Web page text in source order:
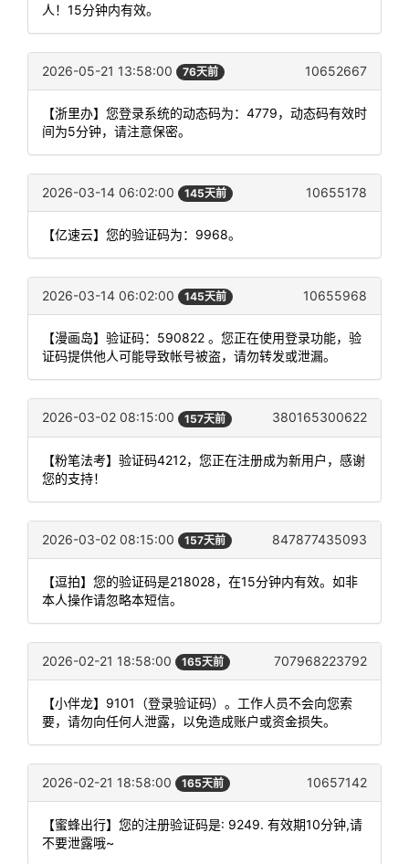
人！15分钟内有效。
2026-05-21 13:58:00 76天前 10652667
【浙里办】您登录系统的动态码为：4779，动态码有效时
间为5分钟，请注意保密。
2026-03-14 06:02:00 145天前 10655178
【亿速云】您的验证码为：9968。
2026-03-14 06:02:00 145天前 10655968
【漫画岛】验证码：590822 。您正在使用登录功能，验
证码提供他人可能导致帐号被盗，请勿转发或泄漏。
2026-03-02 08:15:00 157天前 380165300622
【粉笔法考】验证码4212，您正在注册成为新用户，感谢
您的支持！
2026-03-02 08:15:00 157天前 847877435093
【逗拍】您的验证码是218028，在15分钟内有效。如非
本人操作请忽略本短信。
2026-02-21 18:58:00 165天前 707968223792
【小伴龙】9101（登录验证码）。工作人员不会向您索
要，请勿向任何人泄露，以免造成账户或资金损失。
2026-02-21 18:58:00 165天前 10657142
【蜜蜂出行】您的注册验证码是: 9249. 有效期10分钟,请
不要泄露哦~